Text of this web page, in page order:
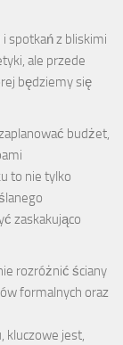
spotkań z bliskimi
ale przede
będziemy się
budżet,
to nie tylko
zaskakująco
rozróżnić ściany
formalnych oraz
kluczowe jest,